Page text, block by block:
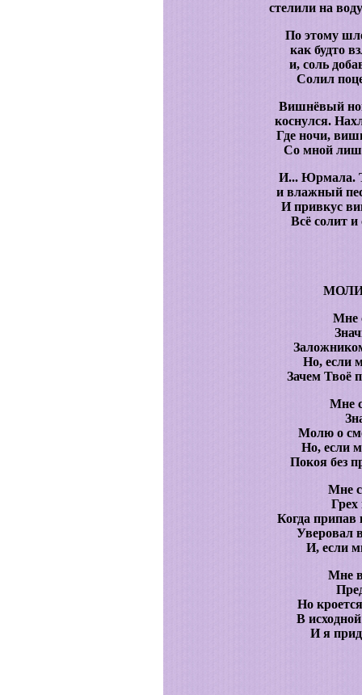
стелили на
По этому
как будто
и, соль
Солил
Вишнёвый
коснулся.
Где ночи,
Со мной
И... Юрмала.
и влажный
И привкус
Всё солит
Мне
Но, если
Зачем Твоё
Мне
Молю о
Но, если
Покоя без
Мне
Грех
Когда припав
Уверовал
И, если
Мне
Но
В
И я